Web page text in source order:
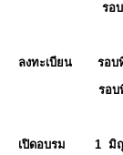
รอบที่ 2
ลงทะเบียน รอบ
รอบที่ 2
เปิดอบรม 1 มิถุน